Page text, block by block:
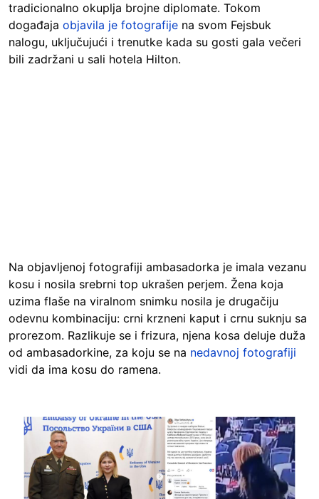
tradicionalno okuplja brojne diplomate. Tokom
događaja objavila je fotografije na svom Fejsbuk
nalogu, uključujući i trenutke kada su gosti gala večeri
bili zadržani u sali hotela Hilton.
Na objavljenoj fotografiji ambasadorka je imala vezanu
kosu i nosila srebrni top ukrašen perjem. Žena koja
uzima flaše na viralnom snimku nosila je drugačiju
odevnu kombinaciju: crni krzneni kaput i crnu suknju sa
prorezom. Razlikuje se i frizura, njena kosa deluje duža
od ambasadorkine, za koju se na nedavnoj fotografiji
vidi da ima kosu do ramena.
Image